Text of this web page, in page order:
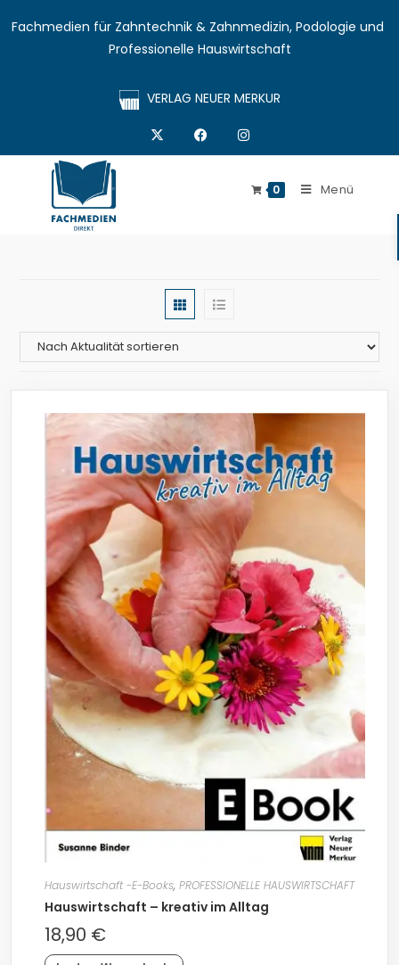
Fachmedien für Zahntechnik & Zahnmedizin, Podologie und
Professionelle Hauswirtschaft
VERLAG NEUER MERKUR
0 Menü
Hauswirtschaft -E-Books, PROFESSIONELLE HAUSWIRTSCHAFT
Hauswirtschaft – kreativ im Alltag
18,90 €